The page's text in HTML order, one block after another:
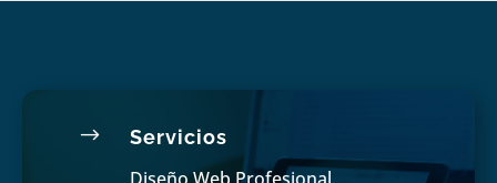
$ Servicios